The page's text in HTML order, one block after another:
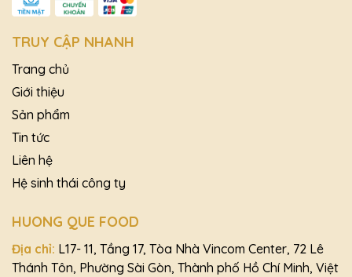
TRUY CẬP NHANH
Trang chủ
Giới thiệu
Sản phẩm
Tin tức
Liên hệ
Hệ sinh thái công ty
HUONG QUE FOOD
Địa chỉ: L17- 11, Tầng 17, Tòa Nhà Vincom Center, 72 Lê
Thánh Tôn, Phường Sài Gòn, Thành phố Hồ Chí Minh, Việt